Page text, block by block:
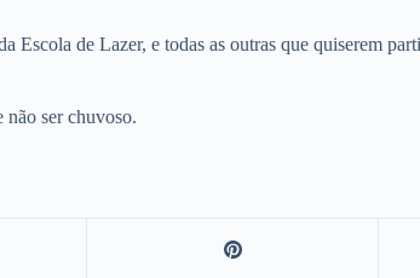
de Lazer, e todas as outras que quiserem
ser chuvoso.